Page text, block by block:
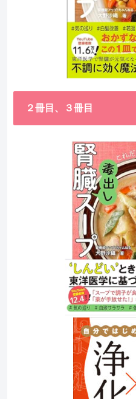
２冊目、３冊目